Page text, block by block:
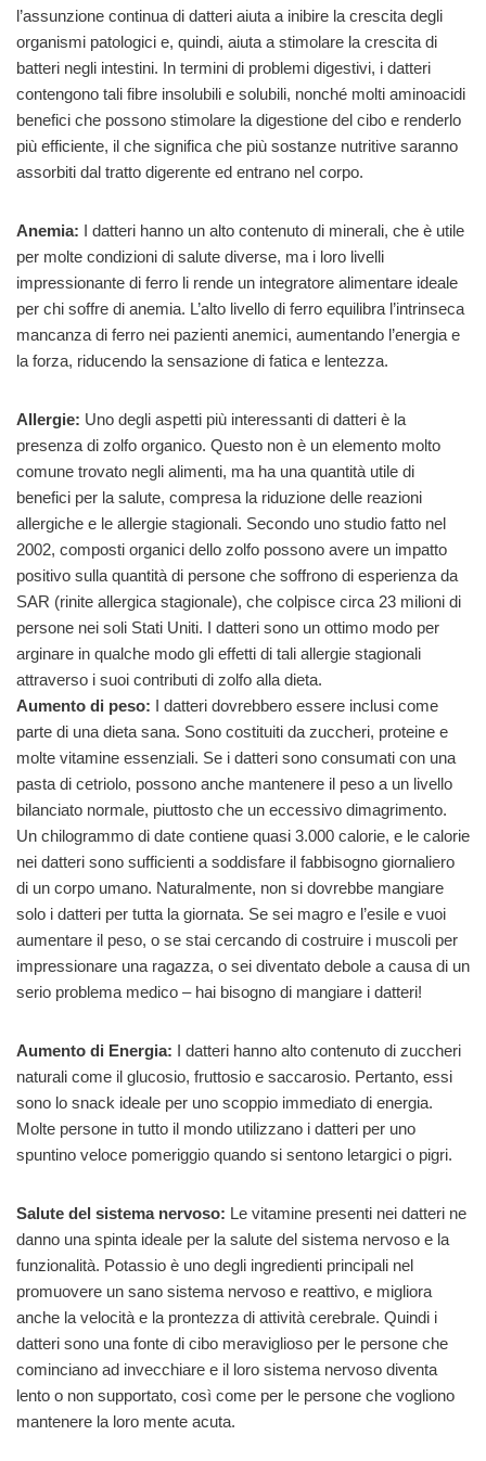
l’assunzione continua di datteri aiuta a inibire la crescita degli
organismi patologici e, quindi, aiuta a stimolare la crescita di
batteri negli intestini. In termini di problemi digestivi, i datteri
contengono tali fibre insolubili e solubili, nonché molti aminoacidi
benefici che possono stimolare la digestione del cibo e renderlo
più efficiente, il che significa che più sostanze nutritive saranno
assorbiti dal tratto digerente ed entrano nel corpo.
Anemia: I datteri hanno un alto contenuto di minerali, che è utile
per molte condizioni di salute diverse, ma i loro livelli
impressionante di ferro li rende un integratore alimentare ideale
per chi soffre di anemia. L’alto livello di ferro equilibra l’intrinseca
mancanza di ferro nei pazienti anemici, aumentando l’energia e
la forza, riducendo la sensazione di fatica e lentezza.
Allergie: Uno degli aspetti più interessanti di datteri è la
presenza di zolfo organico. Questo non è un elemento molto
comune trovato negli alimenti, ma ha una quantità utile di
benefici per la salute, compresa la riduzione delle reazioni
allergiche e le allergie stagionali. Secondo uno studio fatto nel
2002, composti organici dello zolfo possono avere un impatto
positivo sulla quantità di persone che soffrono di esperienza da
SAR (rinite allergica stagionale), che colpisce circa 23 milioni di
persone nei soli Stati Uniti. I datteri sono un ottimo modo per
arginare in qualche modo gli effetti di tali allergie stagionali
attraverso i suoi contributi di zolfo alla dieta.
Aumento di peso: I datteri dovrebbero essere inclusi come
parte di una dieta sana. Sono costituiti da zuccheri, proteine e
molte vitamine essenziali. Se i datteri sono consumati con una
pasta di cetriolo, possono anche mantenere il peso a un livello
bilanciato normale, piuttosto che un eccessivo dimagrimento.
Un chilogrammo di date contiene quasi 3.000 calorie, e le calorie
nei datteri sono sufficienti a soddisfare il fabbisogno giornaliero
di un corpo umano. Naturalmente, non si dovrebbe mangiare
solo i datteri per tutta la giornata. Se sei magro e l’esile e vuoi
aumentare il peso, o se stai cercando di costruire i muscoli per
impressionare una ragazza, o sei diventato debole a causa di un
serio problema medico – hai bisogno di mangiare i datteri!
Aumento di Energia: I datteri hanno alto contenuto di zuccheri
naturali come il glucosio, fruttosio e saccarosio. Pertanto, essi
sono lo snack ideale per uno scoppio immediato di energia.
Molte persone in tutto il mondo utilizzano i datteri per uno
spuntino veloce pomeriggio quando si sentono letargici o pigri.
Salute del sistema nervoso: Le vitamine presenti nei datteri ne
danno una spinta ideale per la salute del sistema nervoso e la
funzionalità. Potassio è uno degli ingredienti principali nel
promuovere un sano sistema nervoso e reattivo, e migliora
anche la velocità e la prontezza di attività cerebrale. Quindi i
datteri sono una fonte di cibo meraviglioso per le persone che
cominciano ad invecchiare e il loro sistema nervoso diventa
lento o non supportato, così come per le persone che vogliono
mantenere la loro mente acuta.